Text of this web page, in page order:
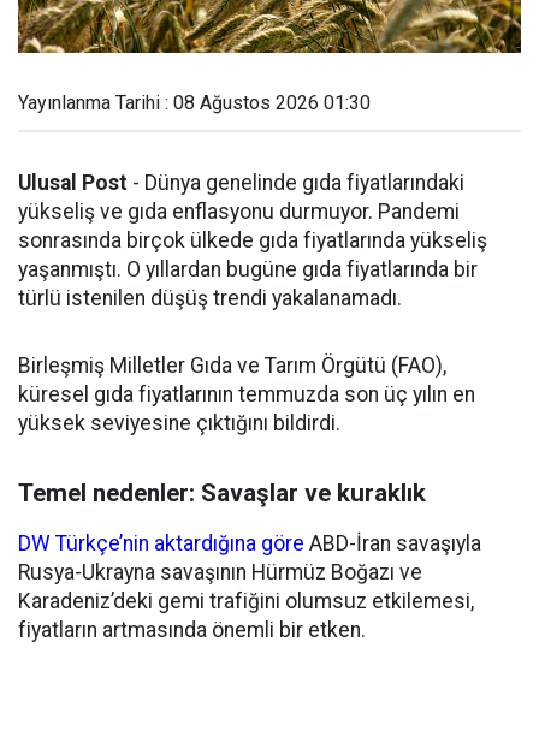
Yayınlanma Tarihi : 08 Ağustos 2026 01:30
Ulusal Post - Dünya genelinde gıda fiyatlarındaki
yükseliş ve gıda enflasyonu durmuyor. Pandemi
sonrasında birçok ülkede gıda fiyatlarında yükseliş
yaşanmıştı. O yıllardan bugüne gıda fiyatlarında bir
türlü istenilen düşüş trendi yakalanamadı.
Birleşmiş Milletler Gıda ve Tarım Örgütü (FAO),
küresel gıda fiyatlarının temmuzda son üç yılın en
yüksek seviyesine çıktığını bildirdi.
Temel nedenler: Savaşlar ve kuraklık
DW Türkçe’nin aktardığına göre ABD-İran savaşıyla
Rusya-Ukrayna savaşının Hürmüz Boğazı ve
Karadeniz’deki gemi trafiğini olumsuz etkilemesi,
fiyatların artmasında önemli bir etken.